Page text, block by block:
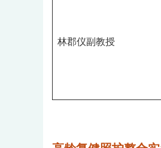
林郡仪副教授